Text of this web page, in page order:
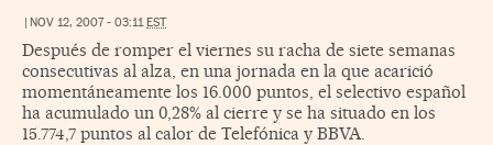
| NOV 12, 2007 - 03:11 EST
Después de romper el viernes su racha de siete semanas
consecutivas al alza, en una jornada en la que acarició
momentáneamente los 16.000 puntos, el selectivo español
ha acumulado un 0,28% al cierre y se ha situado en los
15.774,7 puntos al calor de Telefónica y BBVA.